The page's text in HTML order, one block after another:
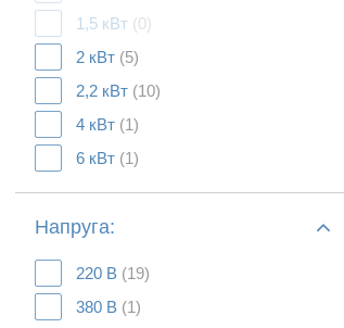
1,5 кВт (0)
2 кВт (5)
2,2 кВт (10)
4 кВт (1)
6 кВт (1)
Напруга:
220 В (19)
380 В (1)